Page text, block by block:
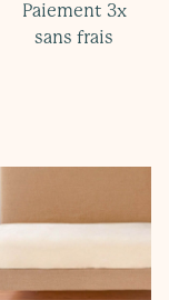
Paiement 3x
sans frais